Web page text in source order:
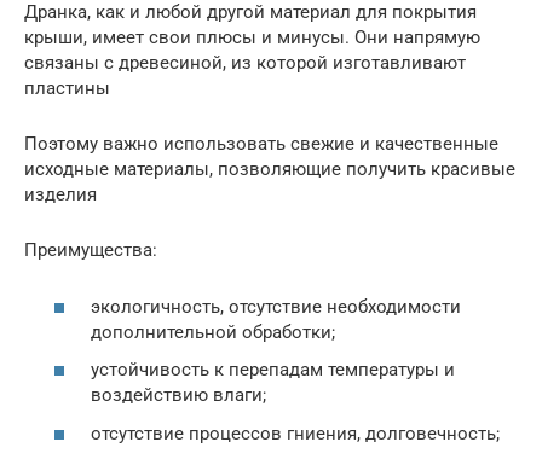
Дранка, как и любой другой материал для покрытия
крыши, имеет свои плюсы и минусы. Они напрямую
связаны с древесиной, из которой изготавливают
пластины
Поэтому важно использовать свежие и качественные
исходные материалы, позволяющие получить красивые
изделия
Преимущества:
экологичность, отсутствие необходимости
дополнительной обработки;
устойчивость к перепадам температуры и
воздействию влаги;
отсутствие процессов гниения, долговечность;